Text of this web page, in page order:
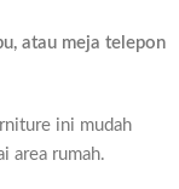
atau meja telepon
ini mudah
area rumah.